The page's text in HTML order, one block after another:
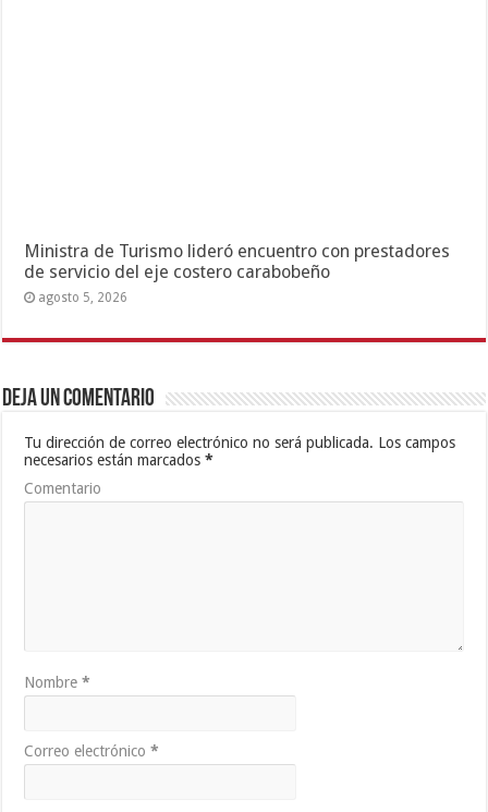
Ministra de Turismo lideró encuentro con prestadores
de servicio del eje costero carabobeño
agosto 5, 2026
Deja un comentario
Tu dirección de correo electrónico no será publicada. Los campos
necesarios están marcados*
Comentario
Nombre*
Correo electrónico*